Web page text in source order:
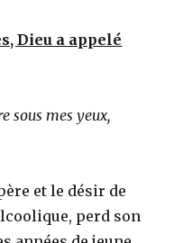
Dieu a appelé
sous mes yeux,
et le désir de
perd son